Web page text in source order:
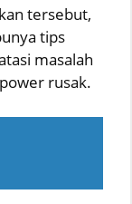
tersebut,
tips
masalah
rusak.